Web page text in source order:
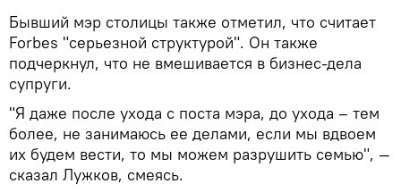
Бывший мэр столицы также отметил, что считает
Forbes "серьезной структурой". Он также
подчеркнул, что не вмешивается в бизнес-дела
супруги.
"Я даже после ухода с поста мэра, до ухода – тем
более, не занимаюсь ее делами, если мы вдвоем
их будем вести, то мы можем разрушить семью", —
сказал Лужков, смеясь.